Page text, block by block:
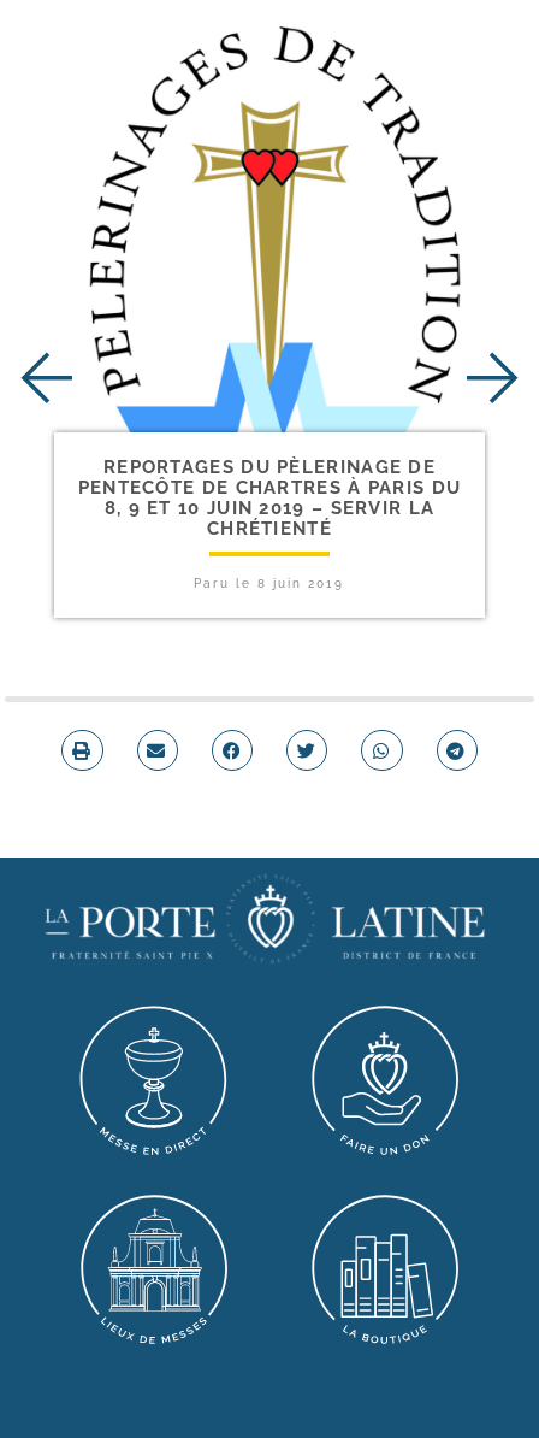
REPORTAGES DU PÈLERINAGE DE
PENTECÔTE DE CHARTRES À PARIS DU
8, 9 ET 10 JUIN 2019 – SERVIR LA
CHRÉTIENTÉ
Paru le8 juin 2019